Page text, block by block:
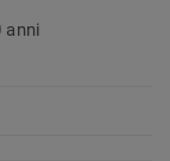
anni